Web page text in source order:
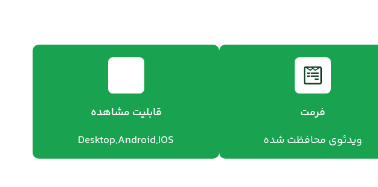
فرمت
ویدئوی محافظت شده
قابلیت مشاهده
Desktop,Android,IOS